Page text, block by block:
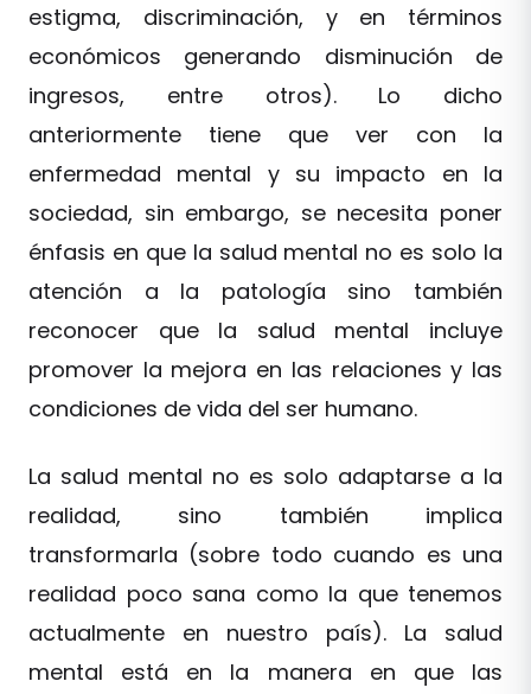
estigma, discriminación, y en términos
económicos generando disminución de
ingresos, entre otros). Lo dicho
anteriormente tiene que ver con la
enfermedad mental y su impacto en la
sociedad, sin embargo, se necesita poner
énfasis en que la salud mental no es solo la
atención a la patología sino también
reconocer que la salud mental incluye
promover la mejora en las relaciones y las
condiciones de vida del ser humano.
La salud mental no es solo adaptarse a la
realidad, sino también implica
transformarla (sobre todo cuando es una
realidad poco sana como la que tenemos
actualmente en nuestro país). La salud
mental está en la manera en que las